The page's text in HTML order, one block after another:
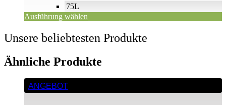
75L
Ausführung wählen
Unsere beliebtesten Produkte
Ähnliche Produkte
ANGEBOT